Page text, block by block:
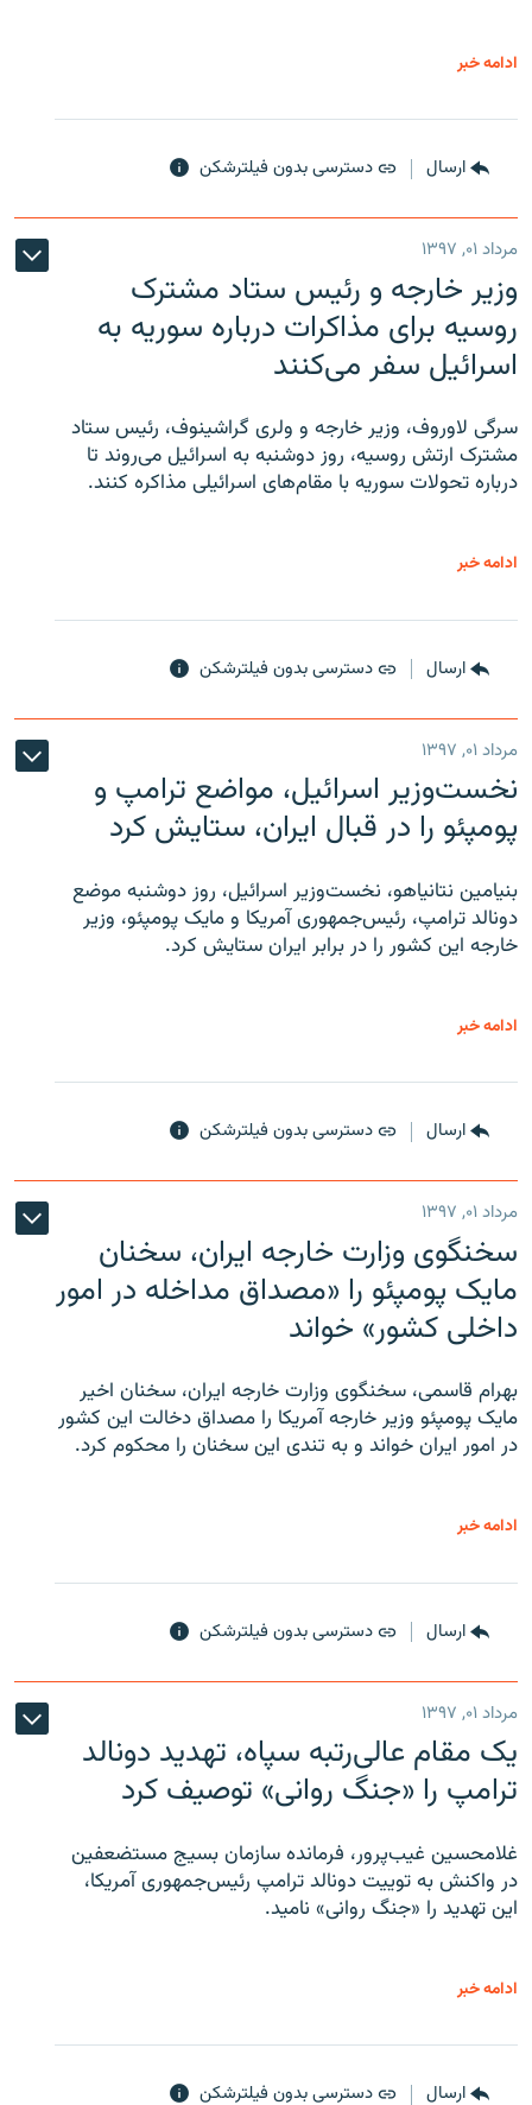
ادامه خبر
ارسال دسترسی بدون فیلترشکن
مرداد ۰۱, ۱۳۹۷
وزیر خارجه و رئیس‌ ستاد مشترک
روسیه برای مذاکرات درباره سوریه به
اسرائیل سفر می‌کنند
سرگی لاوروف، وزیر خارجه و ولری گراشینوف، رئیس ستاد
مشترک ارتش روسیه، روز دوشنبه به اسرائیل می‌روند تا
درباره تحولات سوریه با مقام‌های اسرائیلی مذاکره کنند.
ادامه خبر
ارسال دسترسی بدون فیلترشکن
مرداد ۰۱, ۱۳۹۷
نخست‌وزیر اسرائیل، مواضع ترامپ و
پومپئو را در قبال ایران، ستایش کرد
بنیامین نتانیاهو، نخست‌وزیر اسرائیل، روز دوشنبه موضع
دونالد ترامپ، رئیس‌جمهوری آمریکا و مایک پومپئو، وزیر
خارجه این کشور را در برابر ایران ستایش کرد.
ادامه خبر
ارسال دسترسی بدون فیلترشکن
مرداد ۰۱, ۱۳۹۷
سخنگوی وزارت خارجه ایران، سخنان
مایک پومپئو را «مصداق مداخله در امور
داخلی کشور» خواند
بهرام قاسمی، سخنگوی وزارت خارجه ایران، سخنان اخیر
مایک پومپئو وزیر خارجه آمریکا را مصداق دخالت این کشور
در امور ایران خواند و به تندی این سخنان را محکوم کرد.
ادامه خبر
ارسال دسترسی بدون فیلترشکن
مرداد ۰۱, ۱۳۹۷
یک مقام عالی‌رتبه سپاه، تهدید دونالد
ترامپ را «جنگ روانی» توصیف کرد
غلامحسین غیب‌پرور، فرمانده سازمان بسیج مستضعفین
در واکنش به توییت دونالد ترامپ رئیس‌جمهوری آمریکا،
این تهدید را «جنگ روانی» نامید.
ادامه خبر
ارسال دسترسی بدون فیلترشکن